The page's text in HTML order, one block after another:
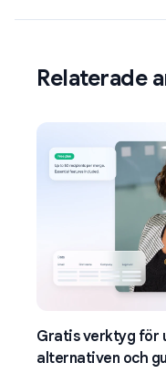
Relaterade
Gratis verktyg för
alternativen och